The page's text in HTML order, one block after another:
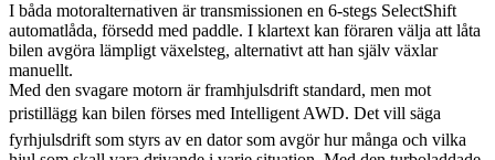
I båda motoralternativen är transmissionen en 6-stegs SelectShift
automatlåda, försedd med paddle. I klartext kan föraren välja att låta
bilen avgöra lämpligt växelsteg, alternativt att han själv växlar
manuellt.
Med den svagare motorn är framhjulsdrift standard, men mot
pristillägg kan bilen förses med Intelligent AWD. Det vill säga
fyrhjulsdrift som styrs av en dator som avgör hur många och vilka